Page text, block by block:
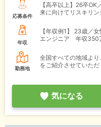
応募条件
【高卒以上】26卒
来に向けてリスキリ
年収
【年収例1】
23歳／
エンジニア 年収350
勤務地
全国すべての地域よ
をご紹介させていた
気になる